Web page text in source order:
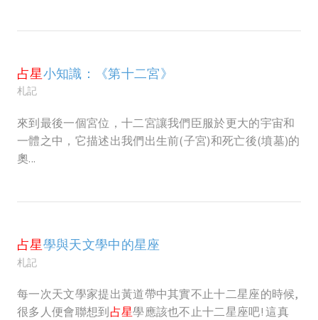
占星小知識：《第十二宮》
札記
來到最後一個宮位，十二宮讓我們臣服於更大的宇宙和
一體之中，它描述出我們出生前(子宮)和死亡後(墳墓)的
奧...
占星學與天文學中的星座
札記
每一次天文學家提出黃道帶中其實不止十二星座的時候,
很多人便會聯想到占星學應該也不止十二星座吧! 這真